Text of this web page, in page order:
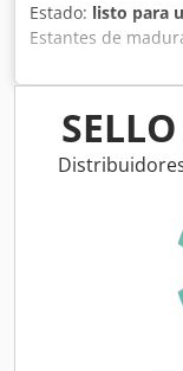
Estado: listo para
Estantes de
maduración de
quesos". Estos
especializadas
envejece o
Dcodpjtmthnsfx
material duro
1900 X 900 X